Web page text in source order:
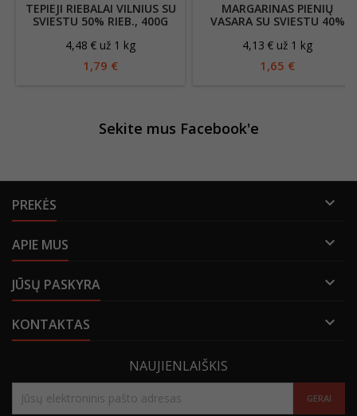
TEPIEJI RIEBALAI VILNIUS SU
SVIESTU 50% RIEB., 400G
4,48 € už 1 kg
1,79 €
MARGARINAS PIENIŲ
VASARA SU SVIESTU 40%
4,13 € už 1 kg
1,65 €
Sekite mus Facebook'e
PREKĖS 
APIE MUS 
JŪSŲ PASKYRA 
KONTAKTAS 
NAUJIENLAIŠKIS